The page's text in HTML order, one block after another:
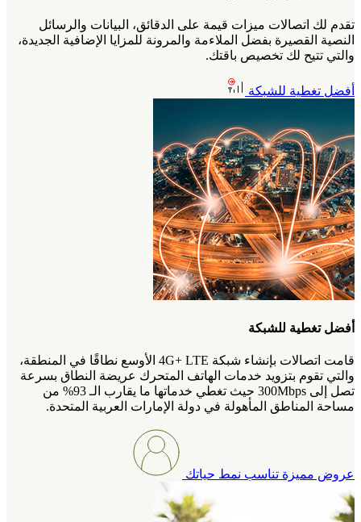
تقدم لك اتصالات ميزات قيمة على الدقائق، البيانات والرسائل
النصية القصيرة بفضل الملاءمة والمرونة للمزايا الإضافية الجديدة،
والتي تتيح لك تخصيص باقتك.
أفضل تغطية للشبكة
أفضل تغطية للشبكة
قامت اتصالات بإنشاء شبكة 4G+ LTE الأوسع نطاقًا في المنطقة،
والتي تقوم بتزويد خدمات الهاتف المتحرك عريضة النطاق بسرعة
تصل إلى 300Mbps حيث تغطي خدماتها ما يقارب الـ 93% من
مساحة المناطق المأهولة في دولة الإمارات العربية المتحدة.
عروض مميزة تناسب نمط حياتك